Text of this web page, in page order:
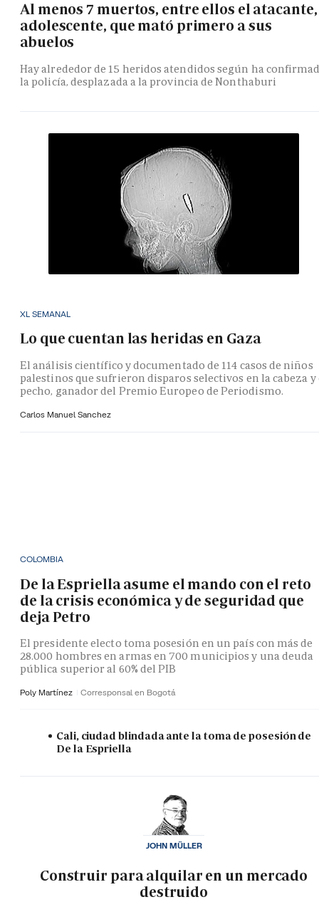
Al menos 7 muertos, entre ellos el atacante,
adolescente, que mató primero a sus
abuelos
Hay alrededor de 15 heridos atendidos según ha
la policía, desplazada a la provincia de Nonthaburi
XL SEMANAL
Lo que cuentan las heridas en Gaza
El análisis científico y documentado de 114 casos de niños
palestinos que sufrieron disparos selectivos en la cabeza y
pecho, ganador del Premio Europeo de Periodismo.
Carlos Manuel Sanchez
COLOMBIA
De la Espriella asume el mando con el reto
de la crisis económica y de seguridad que
deja Petro
El presidente electo toma posesión en un país con más de
28.000 hombres en armas en 700 municipios y una deuda
pública superior al 60% del PIB
Poly Martínez Corresponsal en Bogotá
Cali, ciudad blindada ante la toma de posesión de
De la Espriella
Construir para alquilar en un mercado
destruido
JOHN MÜLLER